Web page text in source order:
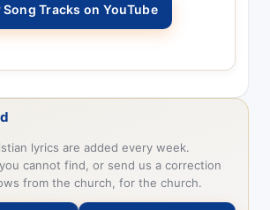
Song Tracks on YouTube
lyrics are added every week.
cannot find, or send us a correction
from the church, for the church.